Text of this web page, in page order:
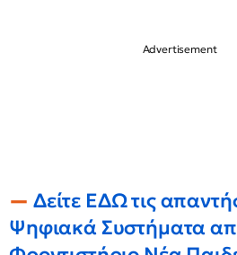
Δείτε ΕΔΩ τις
Ψηφιακά Συστήματα